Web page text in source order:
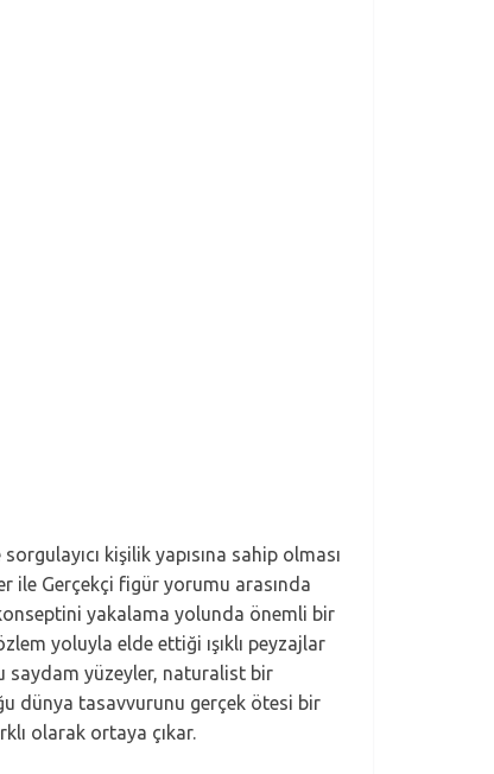
kişilik yapısına sahip olması
ile Gerçekçi figür yorumu arasında
yakalama yolunda önemli bir
yoluyla elde ettiği ışıklı peyzajlar
saydam yüzeyler, naturalist bir
dünya tasavvurunu gerçek ötesi bir
olarak ortaya çıkar.